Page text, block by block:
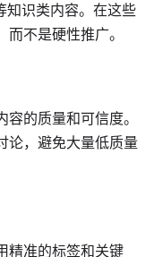
知识类内容。在这些
不是硬性推广。
的质量和可信度。
论，避免大量低质量
精准的标签和关键